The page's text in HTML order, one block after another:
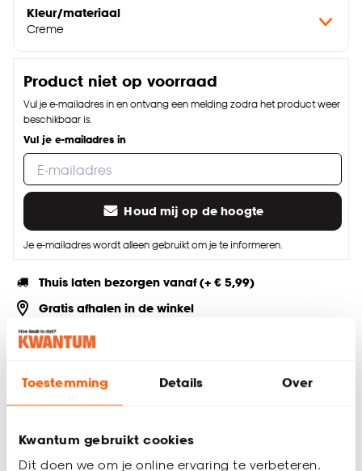
Toestemming Details Over
Kwantum gebruikt cookies
Dit doen we om je online ervaring te verbeteren.
Kleur/materiaal
Creme
Product niet op voorraad
Vul je e-mailadres in en ontvang een melding zodra het product weer
beschikbaar is.
Vul je e-mailadres in
Houd mij op de hoogte
Je e-mailadres wordt alleen gebruikt om je te informeren.
Thuis laten bezorgen vanaf (+ € 5,99)
Gratis afhalen in de winkel
Altijd de laagste prijs
Productomschrijving